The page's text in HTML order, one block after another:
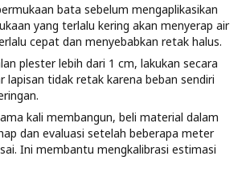
bata sebelum mengaplikasikan
yang terlalu kering akan menyerap air
cepat dan menyebabkan retak halus.
plester lebih dari 1 cm, lakukan secara
lapisan tidak retak karena beban sendiri
kali membangun, beli material dalam
dan evaluasi setelah beberapa meter
Ini membantu mengkalibrasi estimasi